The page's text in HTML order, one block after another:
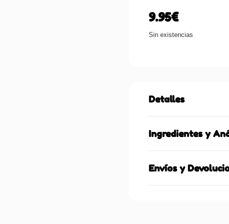
9.95€
Sin existencias
Detalles
Ingredientes y
Envíos y